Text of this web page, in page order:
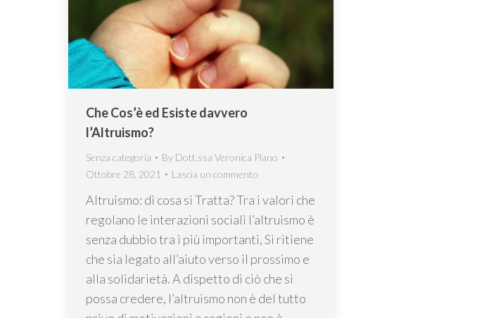
Che Cos’è ed Esiste davvero
l’Altruismo?
Senza categoria By Dott.ssa Veronica Plano
Ottobre 28, 2021
Lascia un commento
Altruismo: di cosa si Tratta? Tra i valori che
regolano le interazioni sociali l’altruismo è
senza dubbio tra i più importanti, Si ritiene
che sia legato all’aiuto verso il prossimo e
alla solidarietà. A dispetto di ciò che si
possa credere, l’altruismo non è del tutto